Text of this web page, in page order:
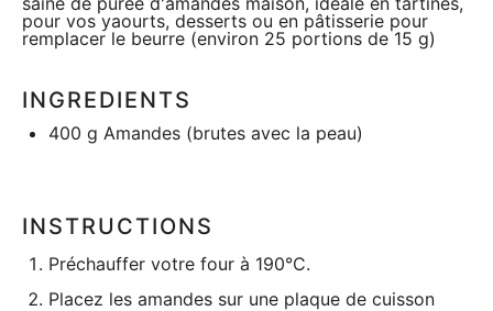
pour vos yaourts, desserts ou en pâtisserie pour
remplacer le beurre (environ 25 portions de 15 g)
INGREDIENTS
400 g Amandes (brutes avec la peau)
INSTRUCTIONS
Préchauffer votre four à 190°C.
Placez les amandes sur une plaque de cuisson